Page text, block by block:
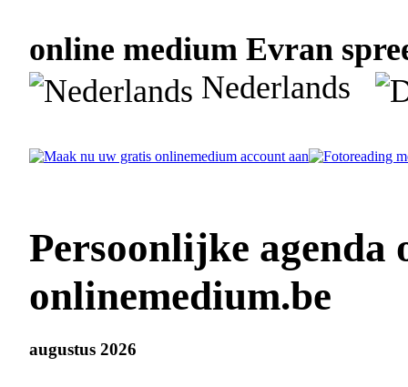
online medium Evran
Nederlands
Persoonlijke agenda
onlinemedium.be
augustus 2026